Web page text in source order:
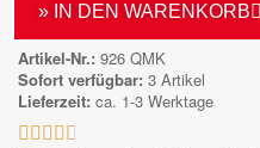
» IN DEN WARENKORB
Artikel-Nr. 926 QMK
Sofort verfügbar 3 Artikel
Lieferzeit ca. 1-3 Werktage
    